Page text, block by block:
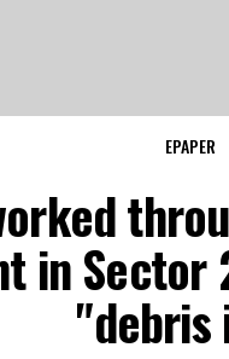
EPAPER
in Sector
debris